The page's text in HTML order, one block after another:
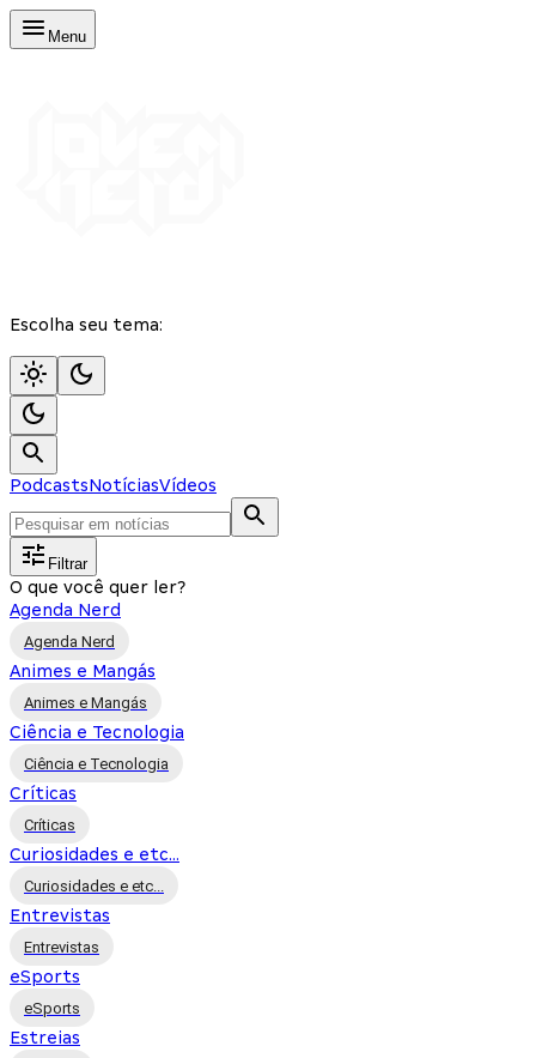
Menu
Escolha seu tema:
PodcastsNotíciasVídeos
Filtrar
O que você quer ler?
Agenda Nerd
Agenda Nerd
Animes e Mangás
Animes e Mangás
Ciência e Tecnologia
Ciência e Tecnologia
Críticas
Críticas
Curiosidades e etc...
Curiosidades e etc...
Entrevistas
Entrevistas
eSports
eSports
Estreias